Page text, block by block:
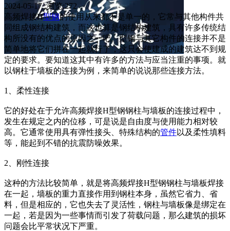
2024-05-17 浏览:272
高频焊接H型钢的使用从来都不是单一的，它常与其他构件共
同组成钢结构建筑，而这也算是钢结构建筑，具有许多传统结
构所没有的优点的原因之一吧。型钢与其它构件的连接并不是
简单地将它们拼在一起就行了，这只会使建成的建筑达不到规
定的要求。要知道这其中有许多的方法与应当注重的事项。就
以钢柱于墙板的连接为例，来简单的说说那些连接方法。
1、柔性连接
它的好处在于允许高频焊接H型钢钢柱与墙板的连接过程中，
发生在规定之内的位移，可是说是自由度与使用能力相对较
高。它通常使用具有弹性接头、特殊结构的管件以及柔性填料
等，能起到不错的抗震防噪效果。
2、刚性连接
这种的方法比较简单，就是将高频焊接H型钢钢柱与墙板焊接
在一起，墙板的重力直接作用到钢柱本身，虽然它省力、省
料，但是相应的，它也失去了灵活性，钢柱与墙板像是绑定在
一起，若是因为一些事情而引发了荷载问题，那么建筑的损坏
问题会比平常状况下严重。